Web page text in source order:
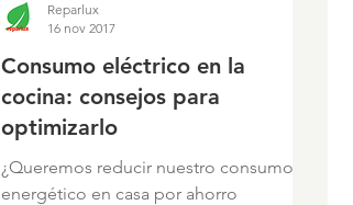
Consumo eléctrico en la
cocina: consejos para
optimizarlo
¿Queremos reducir nuestro consumo
energético en casa por ahorro
Reparlux
16 nov 2017